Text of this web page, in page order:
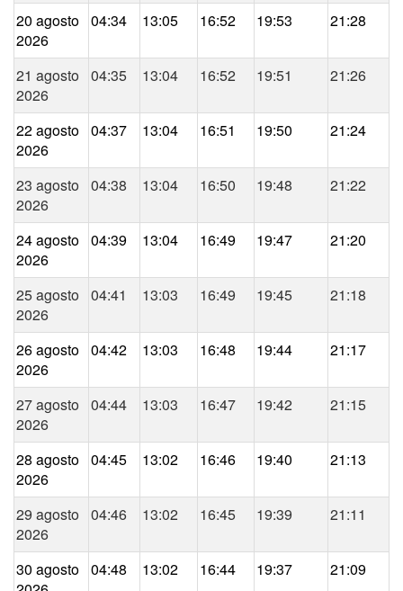
20 agosto
2026
04:34 13:05 16:52 19:53 21:28
21 agosto
2026
04:35 13:04 16:52 19:51 21:26
22 agosto
2026
04:37 13:04 16:51 19:50 21:24
23 agosto
2026
04:38 13:04 16:50 19:48 21:22
24 agosto
2026
04:39 13:04 16:49 19:47 21:20
25 agosto
2026
04:41 13:03 16:49 19:45 21:18
26 agosto
2026
04:42 13:03 16:48 19:44 21:17
27 agosto
2026
04:44 13:03 16:47 19:42 21:15
28 agosto
2026
04:45 13:02 16:46 19:40 21:13
29 agosto
2026
04:46 13:02 16:45 19:39 21:11
30 agosto 04:48 13:02 16:44 19:37 21:09